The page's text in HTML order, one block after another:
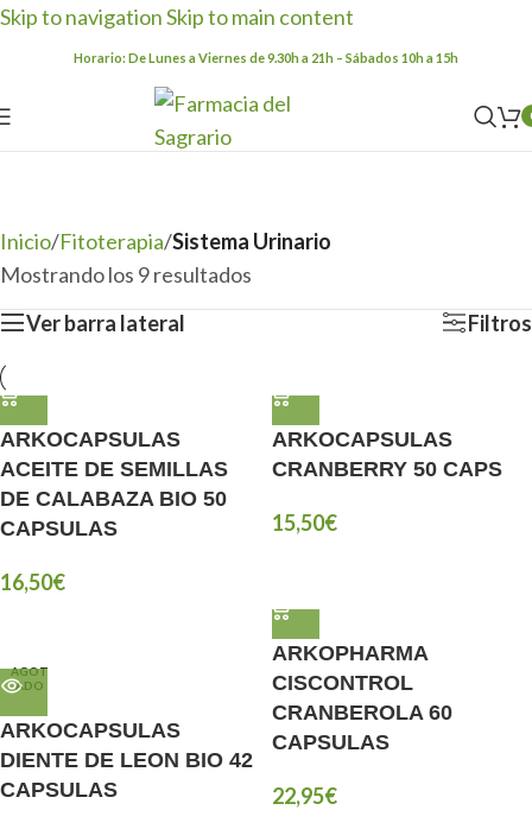
Skip to navigationSkip to main content
Horario: De Lunes a Viernes de 9.30h a 21h – Sábados 10h a 15h
Inicio/Fitoterapia/Sistema Urinario
Mostrando los 9 resultados
Ver barra lateral
Filtros
ARKOCAPSULAS
ACEITE DE SEMILLAS
DE CALABAZA BIO 50
CAPSULAS
16,50€
ARKOCAPSULAS
CRANBERRY 50 CAPS
15,50€
AGOT
ADO
ARKOCAPSULAS
DIENTE DE LEON BIO 42
CAPSULAS
ARKOPHARMA
CISCONTROL
CRANBEROLA 60
CAPSULAS
22,95€